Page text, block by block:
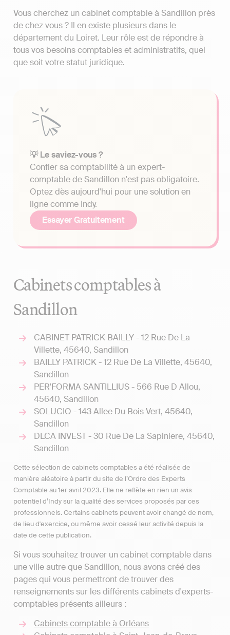
Vous cherchez un cabinet comptable à Sandillon près
de chez vous ? Il en existe plusieurs dans le
département du Loiret. Leur rôle est de répondre à
tous vos besoins comptables et administratifs, quel
que soit votre statut juridique.
💡 Le saviez-vous ?
Confier sa comptabilité à un expert-
comptable de Sandillon n'est pas obligatoire.
Optez dès aujourd'hui pour une solution en
ligne comme Indy.
Essayer Gratuitement
Cabinets comptables à
Sandillon
CABINET PATRICK BAILLY - 12 Rue De La
Villette, 45640, Sandillon
BAILLY PATRICK - 12 Rue De La Villette, 45640,
Sandillon
PER'FORMA SANTILLIUS - 566 Rue D Allou,
45640, Sandillon
SOLUCIO - 143 Allee Du Bois Vert, 45640,
Sandillon
DLCA INVEST - 30 Rue De La Sapiniere, 45640,
Sandillon
Cette sélection de cabinets comptables a été réalisée de
manière aléatoire à partir du site de l’Ordre des Experts
Comptable au 1er avril 2023. Elle ne reflète en rien un avis
potentiel d’Indy sur la qualité des services proposés par ces
professionnels. Certains cabinets peuvent avoir changé de nom,
de lieu d'exercice, ou même avoir cessé leur activité depuis la
date de cette publication.
Si vous souhaitez trouver un cabinet comptable dans
une ville autre que Sandillon, nous avons créé des
pages qui vous permettront de trouver des
renseignements sur les différents cabinets d'experts-
comptables présents ailleurs :
Cabinets comptable à Orléans